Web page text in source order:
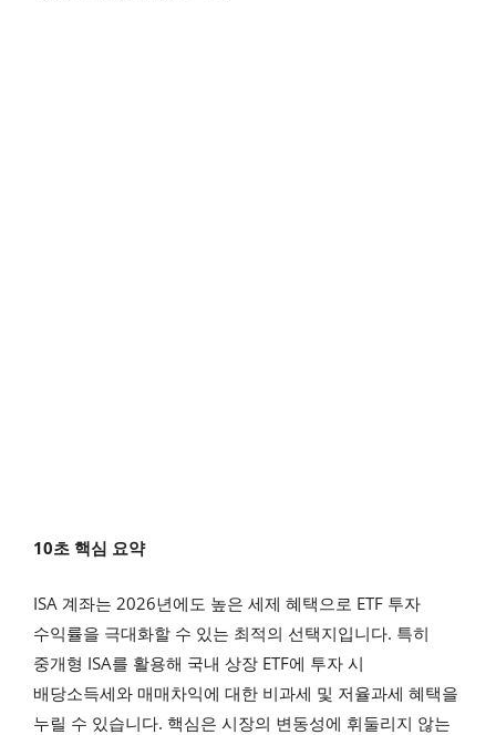
10초 핵심 요약
ISA 계좌는 2026년에도 높은 세제 혜택으로 ETF 투자
수익률을 극대화할 수 있는 최적의 선택지입니다. 특히
중개형 ISA를 활용해 국내 상장 ETF에 투자 시
배당소득세와 매매차익에 대한 비과세 및 저율과세 혜택을
누릴 수 있습니다. 핵심은 시장의 변동성에 휘둘리지 않는